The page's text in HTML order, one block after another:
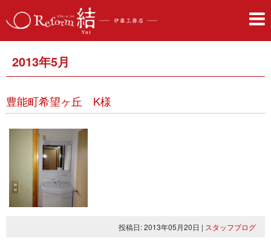
2013年5月
豊能町希望ヶ丘 K様
投稿日: 2013年05月20日 | スタッフブログ